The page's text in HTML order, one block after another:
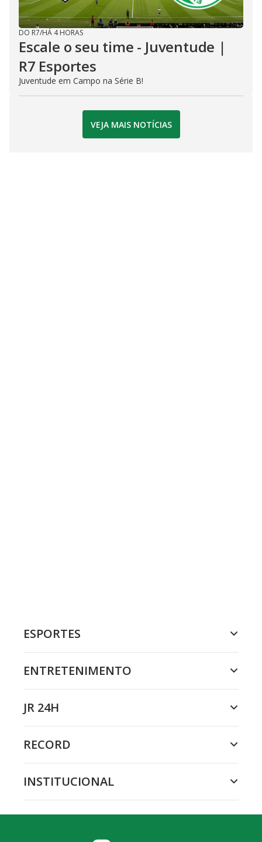
DO R7/HÁ 4 HORAS
Escale o seu time - Juventude |
R7 Esportes
Juventude em Campo na Série B!
VEJA MAIS NOTÍCIAS
ESPORTES
ENTRETENIMENTO
JR 24H
RECORD
INSTITUCIONAL